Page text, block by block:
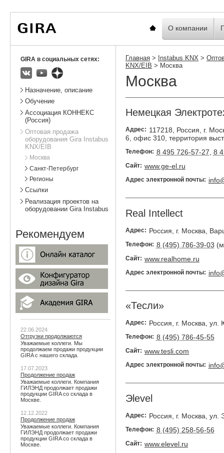
Главная
О компании
Главная > Instabus KNX >
KNX/EIB > Москва
Москва
Немецкая
Адрес: 117218, Россия, г.
6, офис 310, территория
Телефон: 8 495 726-57-27, 8
Сайт: www.ge-el.ru
Адрес электронной почты:
Real Intellect
Адрес: Россия г. Москва
Телефон: 8 (495) 786-39-03
Сайт: www.realhome.ru
Адрес электронной почты:
«Тесли»
Адрес: Россия, г. Москва, ул.
Телефон: 8 (495) 786-45-55
Сайт: www.tesli.com
Адрес электронной почты:
Эlevel
Адрес: Россия г. Москва ул.
Телефон: 8 (495) 258-56-56
Сайт: www.elevel.ru
GIRA в социальных сетях:
Подразделы
Назначение, описание
Обучение
Ассоциация КОННЕКС
(Россия)
Оптовая продажа
оборудования Gira Instabus
KNX/EIB
Москва
Санкт-Петербург
Регионы
Ссылки
Реализация проектов на
оборудовании Gira Instabus
Рекомендуем
22.06.2024
Отгрузки продолжаются
Уважаемые коллеги. Мы
продолжаем продажи продукции
GIRA с нашего склада.
17.07.2023
Продолжение продаж
Уважаемые коллеги. Компания
ГИЛЭНД продолжает продажи
продукции GIRA со склада в
Москве.
12.12.2022
Продолжение продаж
Уважаемые коллеги. Компания
ГИЛЭНД продолжает продажи
продукции GIRA со склада в
Москве.